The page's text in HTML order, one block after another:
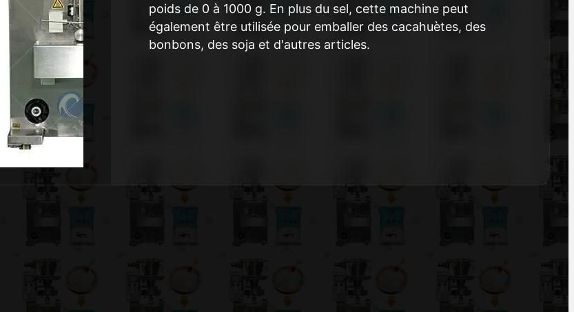
poids de 0 à 1000 g. En plus du sel, cette machine peut
également être utilisée pour emballer des cacahuètes, des
bonbons, des soja et d'autres articles.